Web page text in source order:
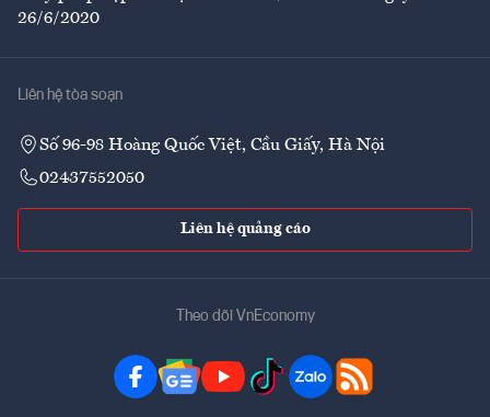
26/6/2020
Liên hệ tòa soạn
Số 96-98 Hoàng Quốc Việt, Cầu Giấy, Hà Nội
02437552050
Liên hệ quảng cáo
Theo dõi VnEconomy